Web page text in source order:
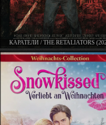
КАРАТЕЛИ / THE RETALIATORS